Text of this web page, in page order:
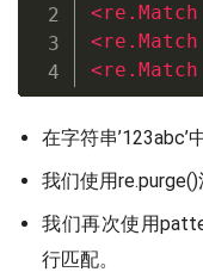
<re . Match
<re . Match
<re . Match
在字符串
我们使用re.purge()
我们再次使用
行匹配。